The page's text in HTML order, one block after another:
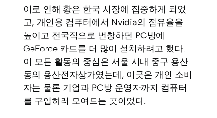
이로 인해 황은 한국 시장에 집중하게 되었
고, 개인용 컴퓨터에서 Nvidia의 점유율을
높이고 전국적으로 번창하던 PC방에
GeForce 카드를 더 많이 설치하려고 했다.
이 모든 활동의 중심은 서울 시내 중구 용산
동의 용산전자상가였는데, 이곳은 개인 소비
자는 물론 기업과 PC방 운영자까지 컴퓨터
를 구입하러 모여드는 곳이었다.